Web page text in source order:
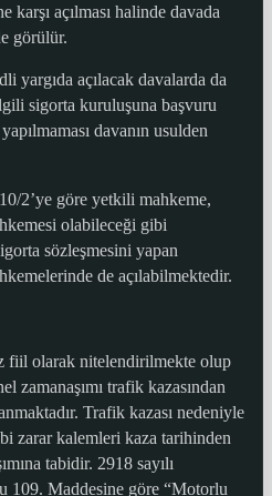
karşı açılması halinde davada
görülür.
yargıda açılacak davalarda da
sigorta kuruluşuna başvuru
davanın usulden
2’ye göre yetkili mahkeme,
olabileceği gibi
sözleşmesini yapan
de açılabilmektedir.
fiil olarak nitelendirilmekte olup
zamanaşımı trafik kazasından
Trafik kazası nedeniyle
zarar kalemleri kaza tarihinden
tabidir. 2918 sayılı
109. Maddesine göre “Motorlu